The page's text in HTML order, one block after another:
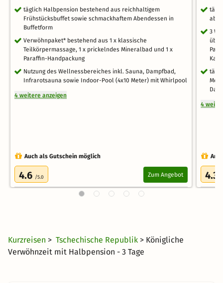
täglich Halbpension bestehend aus reichhaltigem
Frühstücksbuffet sowie schmackhaftem Abendessen in
Buffetform
Verwöhnpaket* bestehend aus 1 x klassische
Teilkörpermassage, 1 x prickelndes Mineralbad und 1 x
Paraffin-Handpackung
Nutzung des Wellnessbereiches inkl. Sauna, Dampfbad,
Infrarotsauna sowie Indoor-Pool (4x10 Meter) mit Whirlpool
4 weitere anzeigen
Auch als Gutschein möglich
4.6 /5.0 Zum Angebot
3
4
4.3
Kurzreisen > Tschechische Republik > Königliche
Verwöhnzeit mit Halbpension - 3 Tage